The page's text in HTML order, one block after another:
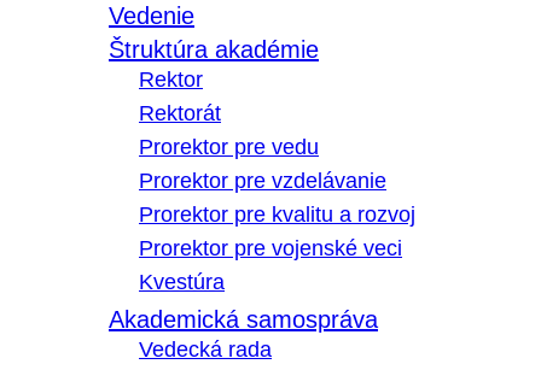
Vedenie
Štruktúra akadémie
Rektor
Rektorát
Prorektor pre vedu
Prorektor pre vzdelávanie
Prorektor pre kvalitu a rozvoj
Prorektor pre vojenské veci
Kvestúra
Akademická samospráva
Vedecká rada